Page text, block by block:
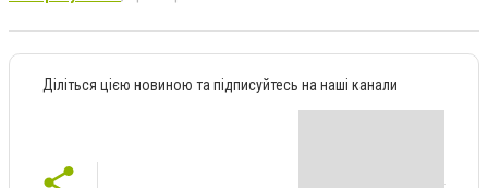
Діліться цією новиною та підписуйтесь на наші канали